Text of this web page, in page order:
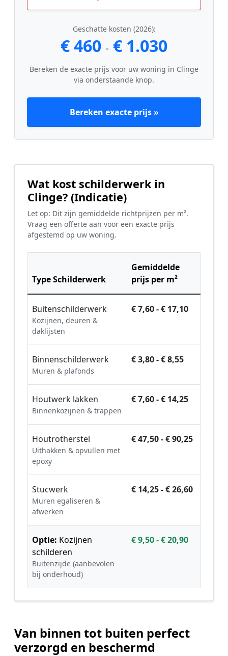
Geschatte kosten (2026):
€ 460 - € 1.030
Bereken de exacte prijs voor uw woning in Clinge
via onderstaande knop.
Bereken exacte prijs »
Wat kost schilderwerk in
Clinge? (Indicatie)
Let op: Dit zijn gemiddelde richtprijzen per m².
Vraag een offerte aan voor een exacte prijs
afgestemd op uw woning.
Type Schilderwerk
Gemiddelde
prijs per m²
Buitenschilderwerk
Kozijnen, deuren &
daklijsten
€ 7,60 - € 17,10
Binnenschilderwerk
Muren & plafonds
€ 3,80 - € 8,55
Houtwerk lakken
Binnenkozijnen & trappen
€ 7,60 - € 14,25
Houtrotherstel
Uithakken & opvullen met
epoxy
€ 47,50 - € 90,25
Stucwerk
Muren egaliseren &
afwerken
€ 14,25 - € 26,60
Optie: Kozijnen
schilderen
Buitenzijde (aanbevolen
bij onderhoud)
€ 9,50 - € 20,90
Van binnen tot buiten perfect
verzorgd en beschermd